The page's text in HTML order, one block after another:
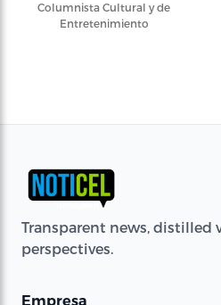
Columnista Cultural y de
Entretenimiento
Transparent news, distilled
perspectives.
Empresa